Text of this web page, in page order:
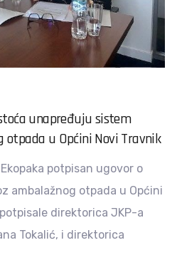
unapređuju sistem
u Općini Novi Travnik
potpisan ugovor o
ambalažnog otpada u Općini
direktorica JKP-a
Tokalić, i direktorica